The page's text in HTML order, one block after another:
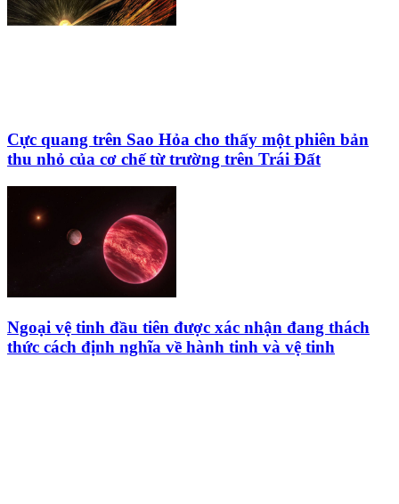
Cực quang trên Sao Hỏa cho thấy một phiên bản
thu nhỏ của cơ chế từ trường trên Trái Đất
Ngoại vệ tinh đầu tiên được xác nhận đang thách
thức cách định nghĩa về hành tinh và vệ tinh